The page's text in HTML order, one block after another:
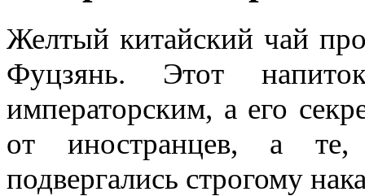
Желтый китайский чай
Фуцзянь. Этот
императорским, а его
от иностранцев, а
подвергались строгому